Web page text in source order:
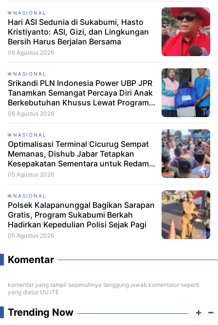
NASIONAL
Hari ASI Sedunia di Sukabumi, Hasto
Kristiyanto: ASI, Gizi, dan Lingkungan
Bersih Harus Berjalan Bersama
06 Agustus 2026
NASIONAL
Srikandi PLN Indonesia Power UBP JPR
Tanamkan Semangat Percaya Diri Anak
Berkebutuhan Khusus Lewat Program
Srikandi Mengajar
06 Agustus 2026
NASIONAL
Optimalisasi Terminal Cicurug Sempat
Memanas, Dishub Jabar Tetapkan
Kesepakatan Sementara untuk Redam
Ketegangan
05 Agustus 2026
NASIONAL
Polsek Kalapanunggal Bagikan Sarapan
Gratis, Program Sukabumi Berkah
Hadirkan Kepedulian Polisi Sejak Pagi
05 Agustus 2026
Komentar
komentar yang tampil sepenuhnya tanggung jawab komentator seperti
yang diatur UU ITE
Trending Now